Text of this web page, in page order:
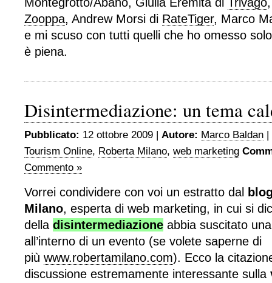
Zooppa, Andrew Morsi di RateTiger, Marco
e mi scuso con tutti quelli che ho omesso
è piena.
Disintermediazione: un tema
Pubblicato: 12 ottobre 2009 | Autore: Marco Baldan |
Tourism Online, Roberta Milano, web marketing
Commento »
Vorrei condividere con voi un estratto dal
Milano, esperta di web marketing, in cui si
della disintermediazione abbia suscitato
all’interno di un evento (se volete saperne di
più www.robertamilano.com). Ecco la
discussione estremamente interessante sulla